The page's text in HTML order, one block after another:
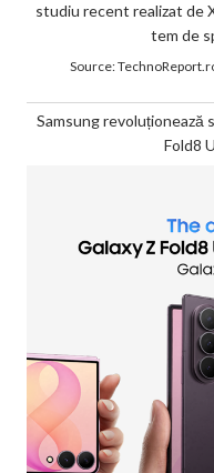
studiu recent realizat de
tem de
Source:
Samsung revoluționează
Fold8